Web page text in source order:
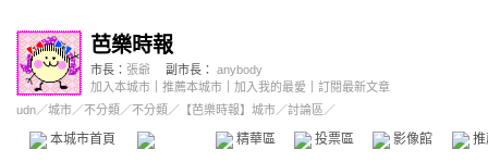
芭樂時報
市長： 張爺 副市長： anybody
加入本城市
推薦本城市 加入我的最愛
訂閱最新文章
udn／城市／不分類 ／不分類 ／ 【芭樂時報】城市／討論區／
本城市首頁 精華區 投票區 影像館